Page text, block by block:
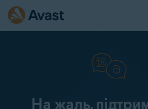
На жаль,